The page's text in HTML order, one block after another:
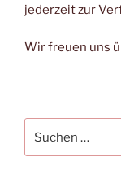
jederzeit zur
Wir freuen uns
nach: